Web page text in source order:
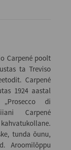
Carpené poolt
ta Treviso
Carpené
1924 aastal
di
Carpené
tunda õunu,
Aroomilõppu